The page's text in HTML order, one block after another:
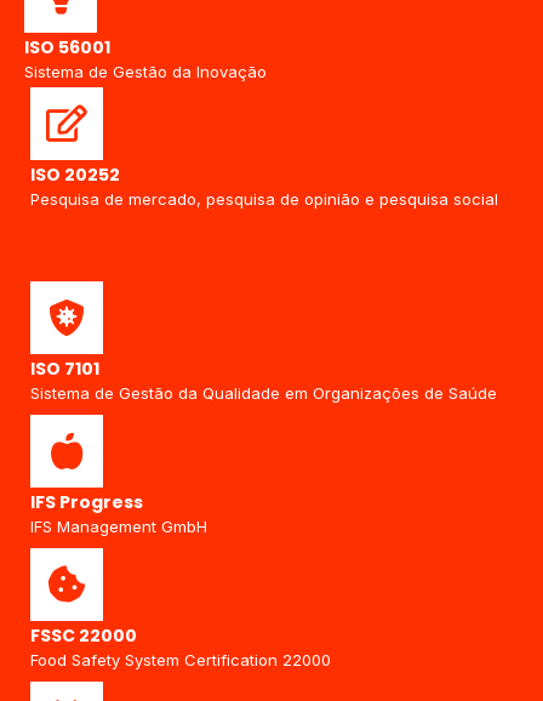
ISO 56001
Sistema de Gestão da Inovação
ISO 20252
Pesquisa de mercado, pesquisa de opinião e pesquisa social
ISO 7101
Sistema de Gestão da Qualidade em Organizações de Saúde
IFS Progress
IFS Management GmbH
FSSC 22000
Food Safety System Certification 22000